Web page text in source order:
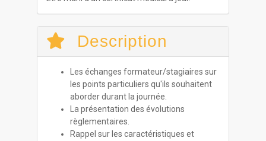
Description
Les échanges formateur/stagiaires sur
les points particuliers qu'ils souhaitent
aborder durant la journée.
La présentation des évolutions
règlementaires.
Rappel sur les caractéristiques et